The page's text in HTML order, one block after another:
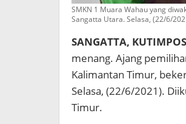
SMKN 1 Muara Wahau yang
Sangatta Utara. Selasa, (22/6/
SANGATTA,
menang. Ajang
Kalimantan Timur,
Selasa, (22/6/2021).
Timur.